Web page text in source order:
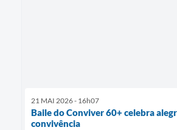
21 MAI 2026 - 16h07
Baile do Conviver 60+ celebra
convivência